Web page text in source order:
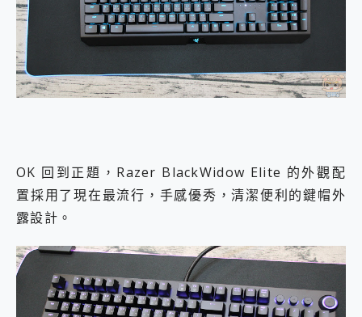
OK 回到正題，Razer BlackWidow Elite 的外觀配
置採用了現在最流行，手感優秀，清潔便利的鍵帽外
露設計。